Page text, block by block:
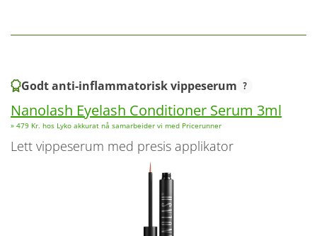
Godt anti-inflammatorisk vippeserum
Nanolash Eyelash Conditioner Serum 3ml
» 479 Kr. hos Lyko akkurat nå samarbeider vi med Pricerunner
lett vippeserum med presis applikator